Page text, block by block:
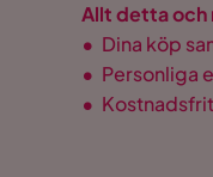
Allt detta och
• Dina köp
• Personliga
•